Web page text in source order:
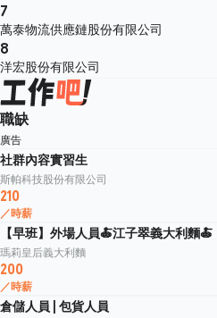
7
萬泰物流供應鏈股份有限公司
8
洋宏股份有限公司
職缺
廣告
社群內容實習生
斯帕科技股份有限公司
210
／時薪
【早班】外場人員🍝江子翠義大利麵🍝
瑪莉皇后義大利麵
200
／時薪
倉儲人員 | 包貨人員